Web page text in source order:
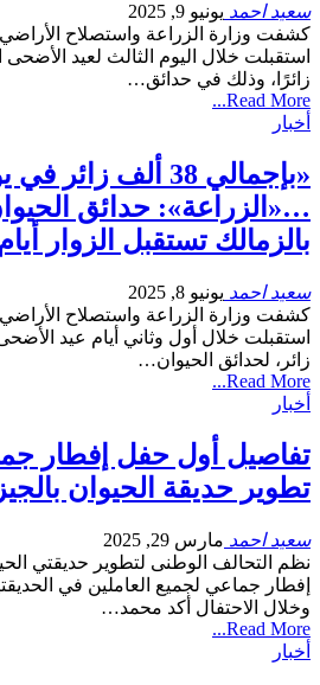
سعيد احمد يونيو 9, 2025
كشفت وزارة الزراعة واستصلاح
زائرًا، وذلك في حدائق…
Read More...
أخبار
«بإجمالي 38 ألف
…«الزراعة»: حدائق
بالزمالك تستقبل الزوار
سعيد احمد يونيو 8, 2025
كشفت وزارة الزراعة واستصلاح
زائر، لحدائق الحيوان…
Read More...
أخبار
تفاصيل أول حفل إفطار
تطوير حديقة الحيوان
سعيد احمد مارس 29, 2025
نظم التحالف الوطنى لتطوير حديقتي
إفطار جماعي لجميع العاملين في
وخلال الاحتفال أكد محمد…
Read More...
أخبار